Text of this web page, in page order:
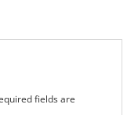
fields are